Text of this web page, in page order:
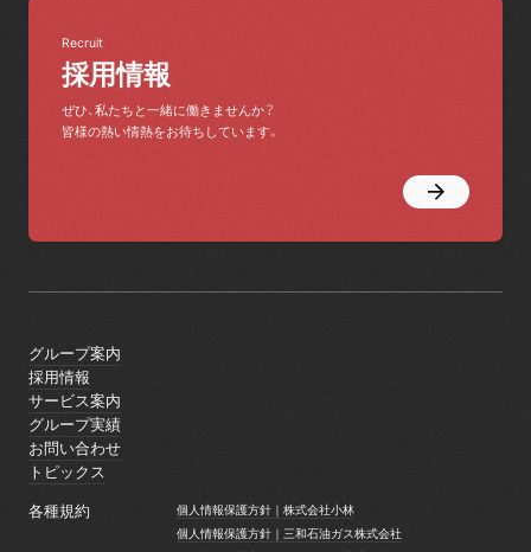
採用情報
Recruit
ぜひ、私たちと一緒に働きませんか？
皆様の熱い情熱をお待ちしています。
グループ案内
グループ案内
採用情報
採用情報
サービス案内
サービス案内
グループ実績
グループ実績
お問い合わせ
お問い合わせ
トピックス
各種規約
個人情報保護方針｜株式会社小林
個人情報保護方針｜株式会社小林
個人情報保護方針｜三和石油ガス株式会社